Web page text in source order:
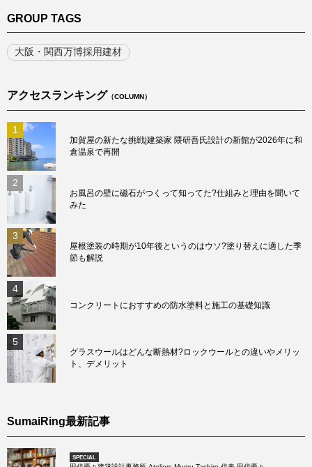
GROUP TAGS
大阪・関西万博採用建材
アクセスランキング （COLUMN）
1
加賀屋の新たな挑戦|建築家 隈研吾氏設計の新館が2026年に和
倉温泉で再開
2
お風呂の壁に磁石がつくって知ってた?仕組みと理由を聞いて
みた
3
屋根塗装の時期が10年後というのはウソ?塗り替えに適した季
節も解説
4
コンクリートにおすすめの防水塗料と施工の基礎知識
5
グラスウールはどんな断熱材?ロックウールとの違いやメリッ
ト、デメリット
SumaiRing最新記事
SPECIAL